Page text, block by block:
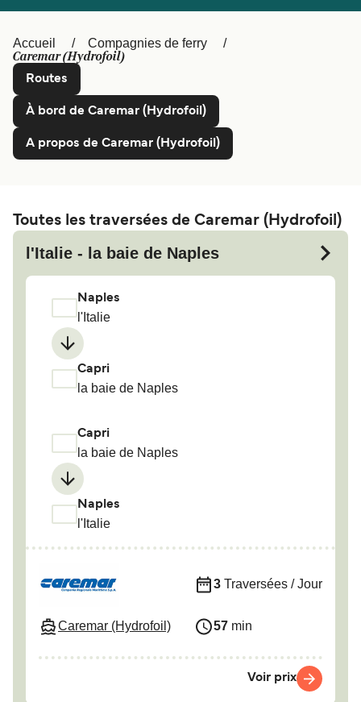
Canada België (NL)
Ελλάδα Polska
Deutschland
Norge
Indonesia المغرب
Accueil Compagnies de ferry
Caremar (Hydrofoil)
Routes
À bord de Caremar (Hydrofoil)
A propos de Caremar (Hydrofoil)
Toutes les traversées de Caremar (Hydrofoil)
l'Italie - la baie de Naples
Naples
l'Italie
Capri
la baie de Naples
Capri
la baie de Naples
Naples
l'Italie
Caremar (Hydrofoil)
3 Traversées / Jour
57 min
Voir prix